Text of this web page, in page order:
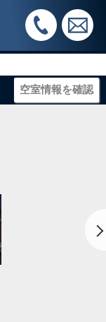
空室情報を確認